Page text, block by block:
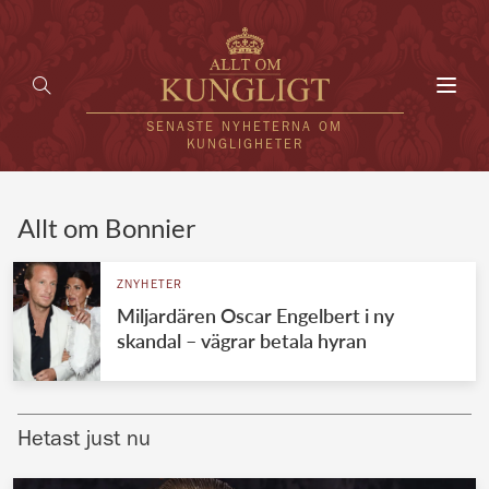
SENASTE NYHETERNA OM
KUNGLIGHETER
UTLÄNDSKT
VÄRLDENS KUNGAHUS
Brittiska kungahuset
Allt om Bonnier
ZNYHETER
Miljardären Oscar Engelbert i ny
skandal – vägrar betala hyran
Hetast just nu